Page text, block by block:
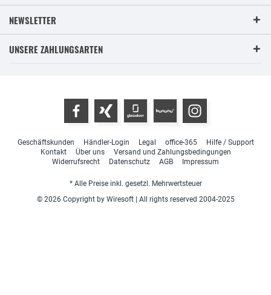
NEWSLETTER
UNSERE ZAHLUNGSARTEN
Geschäftskunden Händler-Login Legal office-365
Hilfe / Support
Kontakt
Über uns
Versand und Zahlungsbedingungen
Widerrufsrecht
Datenschutz AGB Impressum
* Alle Preise inkl. gesetzl. Mehrwertsteuer
© 2026 Copyright by Wiresoft | All rights reserved 2004-2025